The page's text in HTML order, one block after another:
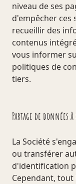
niveau de ses
d'empêcher ces
recueillir des
contenus
vous informer
politiques de
tiers.
Partage de données
La Société
ou transférer
d'identification
Cependant,